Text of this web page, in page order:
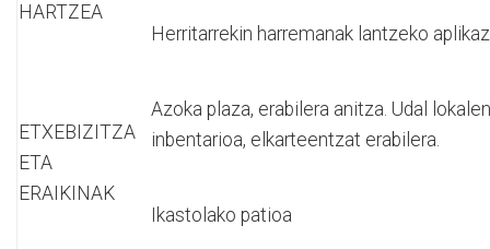
HARTZEA
Herritarrekin harremanak lantzeko
ETXEBIZITZA
ETA
ERAIKINAK
Azoka plaza, erabilera anitza. Udal lokalen
inbentarioa, elkarteentzat erabilera.
Ikastolako patioa